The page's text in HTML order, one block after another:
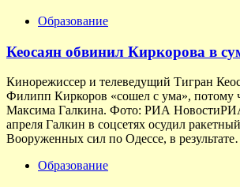
Образование
Кеосаян обвинил Киркорова в
Кинорежиссер и телеведущий Тигран
Филипп Киркоров «сошел с ума», потому
Максима Галкина. Фото: РИА
апреля Галкин в соцсетях осудил
Вооруженных сил по Одессе, в
Образование